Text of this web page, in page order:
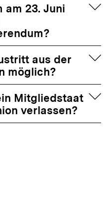
am 23. Juni
aus der
möglich?
Mitgliedstaat
verlassen?